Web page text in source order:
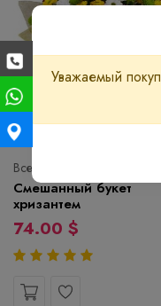
Всегда свежие цветы
Смешанный букет
хризантем
74.00 $
Уважаемый